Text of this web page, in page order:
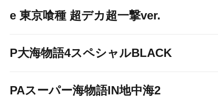
e 東京喰種 超デカ超一撃ver.
P大海物語4スペシャルBLACK
PAスーパー海物語IN地中海2